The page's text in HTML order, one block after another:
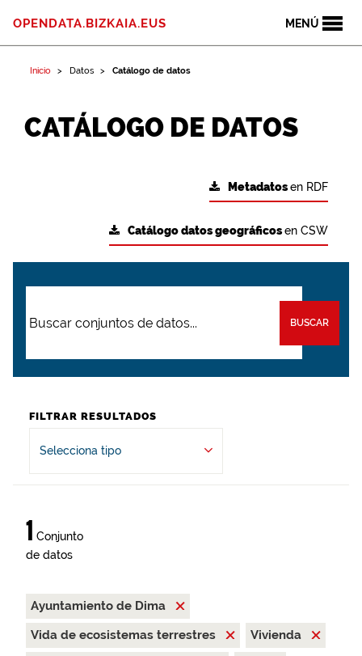
MENÚ
OPENDATA.BIZKAIA.EUS
Inicio Datos Catálogo de datos
CATÁLOGO DE DATOS
Metadatosen RDF
Catálogo datos geográficosen CSW
BUSCAR
FILTRAR RESULTADOS
Selecciona tipo
1 Conjunto
de datos
Ayuntamiento de Dima
Vida de ecosistemas terrestres
Vivienda